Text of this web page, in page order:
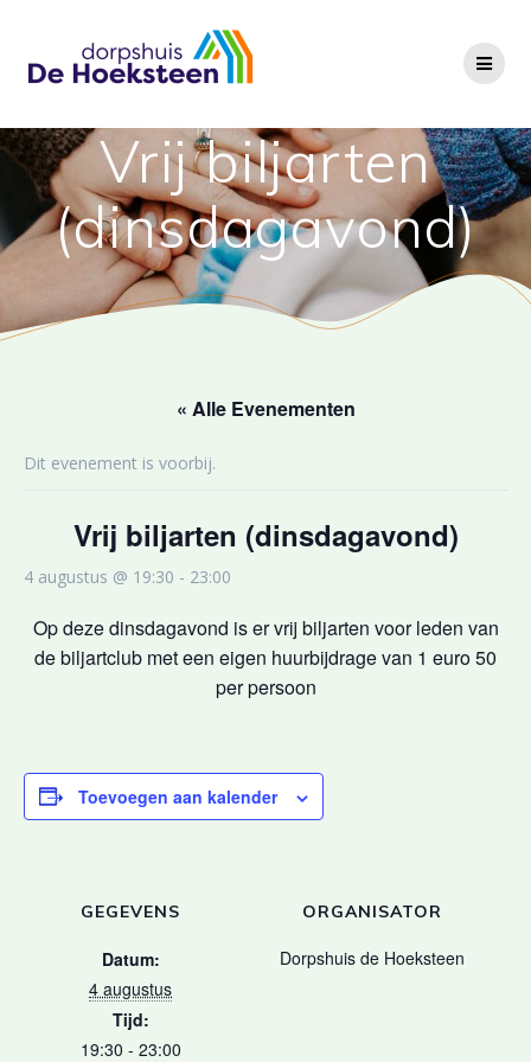
Vrij biljarten
(dinsdagavond)
« Alle Evenementen
Dit evenement is voorbij.
Vrij biljarten (dinsdagavond)
4 augustus @ 19:30 - 23:00
Op deze dinsdagavond is er vrij biljarten voor leden van
de biljartclub met een eigen huurbijdrage van 1 euro 50
per persoon
Toevoegen aan kalender
GEGEVENS
Datum:
4 augustus
Tijd:
19:30 - 23:00
ORGANISATOR
Dorpshuis de Hoeksteen